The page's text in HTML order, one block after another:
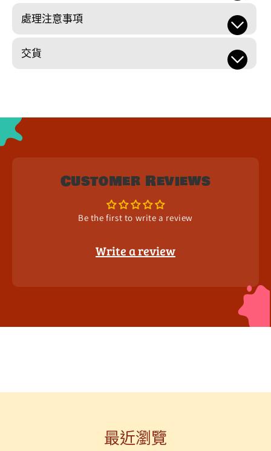
處理注意事項
交貨
Customer Reviews
Be the first to write a review
Write a review
最近瀏覽